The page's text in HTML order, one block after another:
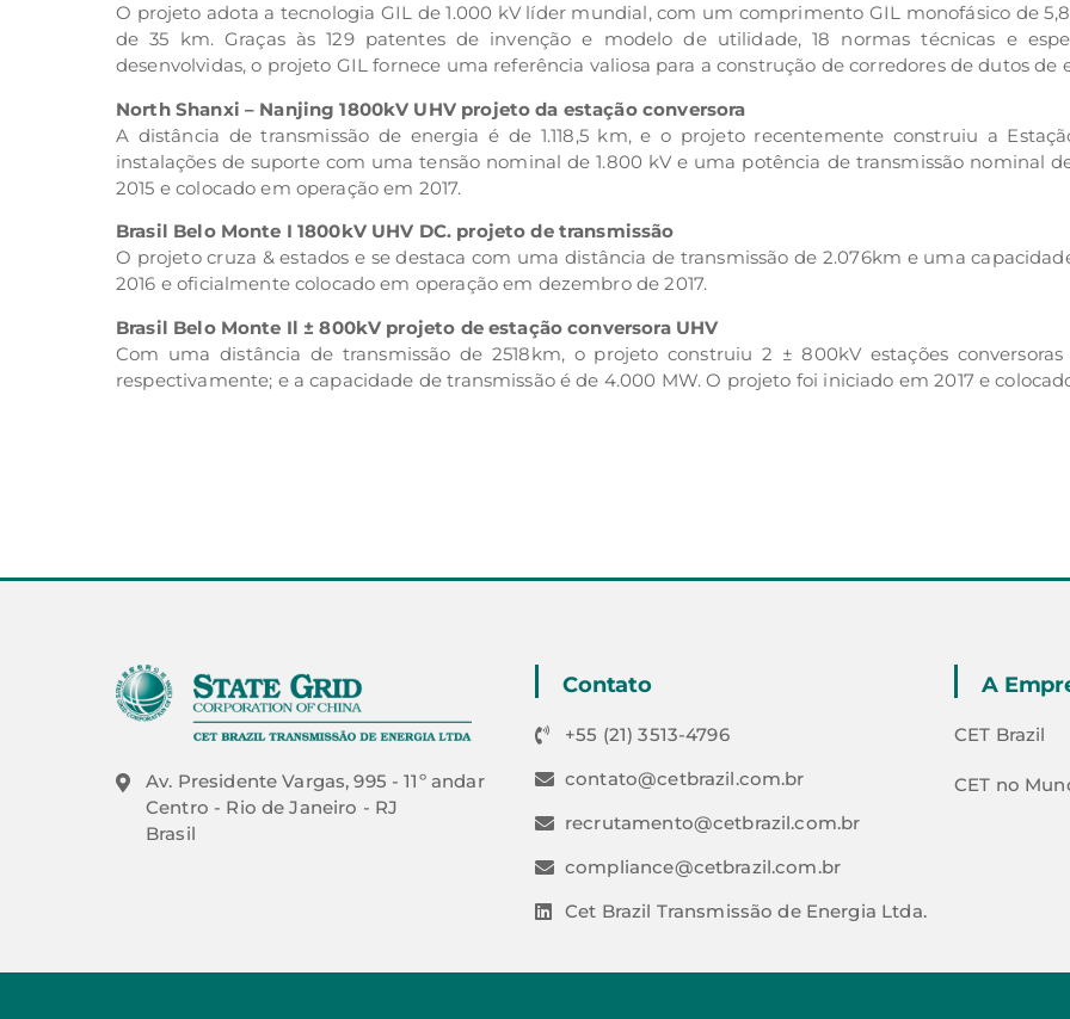
O projeto adota a tecnologia GIL de 1.000 kV líder mundial, com um comprimento GIL monofásico de
de 35 km. Graças às 129 patentes de invenção e modelo de utilidade, 18 normas técnicas e
desenvolvidas, o projeto GIL fornece uma referência valiosa para a construção de corredores de dutos
North Shanxi – Nanjing 1800kV UHV projeto da estação conversora
A distância de transmissão de energia é de 1.118,5 km, e o projeto recentemente construiu a
instalações de suporte com uma tensão nominal de 1.800 kV e uma potência de transmissão nominal
2015 e colocado em operação em 2017.
Brasil Belo Monte I 1800kV UHV DC. projeto de transmissão
O projeto cruza & estados e se destaca com uma distância de transmissão de 2.076km e uma
2016 e oficialmente colocado em operação em dezembro de 2017.
Brasil Belo Monte Il ± 800kV projeto de estação conversora UHV
Com uma distância de transmissão de 2518km, o projeto construiu 2 ± 800kV estações
respectivamente; e a capacidade de transmissão é de 4.000 MW. O projeto foi iniciado em 2017 e
Av. Presidente Vargas, 995 - 11º andar
Centro - Rio de Janeiro - RJ
Brasil
Contato
+55 (21) 3513-4796
contato@cetbrazil.com.br
recrutamento@cetbrazil.com.br
compliance@cetbrazil.com.br
Cet Brazil Transmissão de Energia Ltda.
A
CET Brazil
CET no